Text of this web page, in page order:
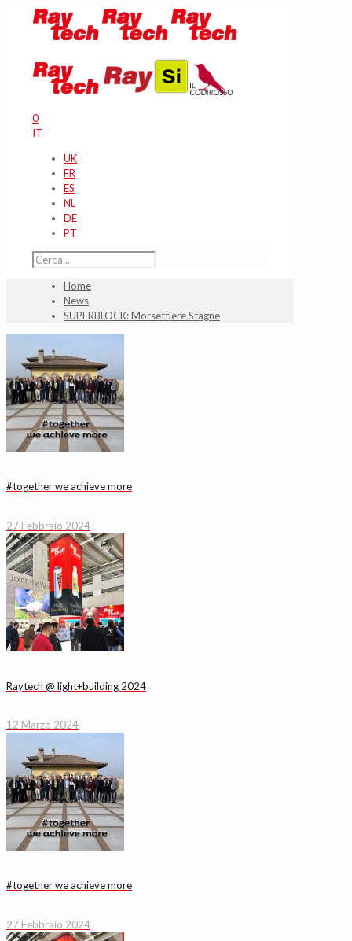
0
IT
UK
FR
ES
NL
DE
PT
Home
News
SUPERBLOCK: Morsettiere Stagne
#together we achieve more
27 Febbraio 2024
Raytech @ light+building 2024
12 Marzo 2024
#together we achieve more
27 Febbraio 2024